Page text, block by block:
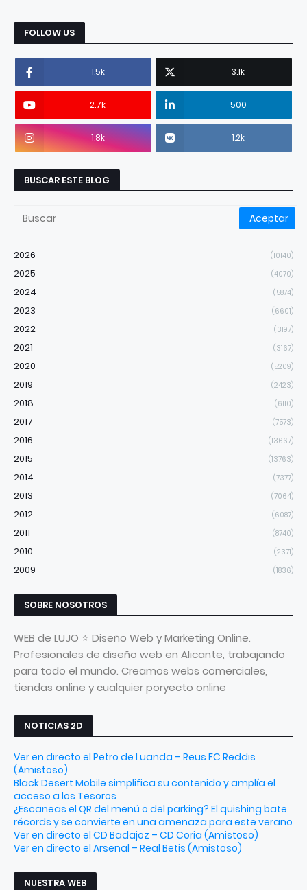
FOLLOW US
1.5k 3.1k
2.7k 500
1.8k 1.2k
BUSCAR ESTE BLOG
2026 (10140)
2025 (4070)
2024 (5874)
2023 (6601)
2022 (3197)
2021 (3167)
2020 (5209)
2019 (2423)
2018 (6110)
2017 (7573)
2016 (13667)
2015 (13763)
2014 (7377)
2013 (7064)
2012 (6087)
2011 (8740)
2010 (2371)
2009 (1836)
SOBRE NOSOTROS
WEB de LUJO ⭐ Diseño Web y Marketing Online.
Profesionales de diseño web en Alicante, trabajando
para todo el mundo. Creamos webs comerciales,
tiendas online y cualquier poryecto online
NOTICIAS 2D
Ver en directo el Petro de Luanda – Reus FC Reddis
(Amistoso)
Black Desert Mobile simplifica su contenido y amplía el
acceso a los Tesoros
¿Escaneas el QR del menú o del parking? El quishing bate
récords y se convierte en una amenaza para este verano
Ver en directo el CD Badajoz – CD Coria (Amistoso)
Ver en directo el Arsenal – Real Betis (Amistoso)
NUESTRA WEB